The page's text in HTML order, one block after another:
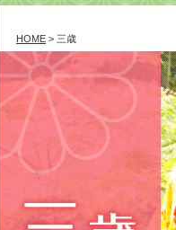
HOME > 三歳